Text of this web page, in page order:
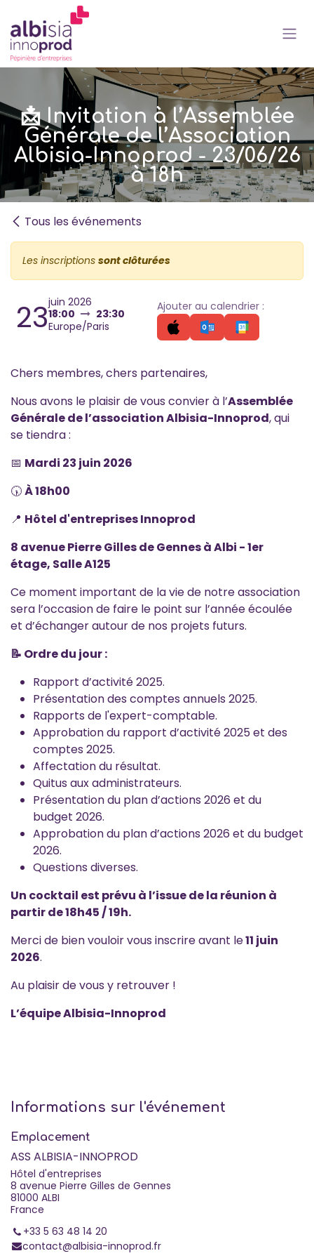
Se rendre au contenu
📩 Invitation à l’Assemblée
Générale de l’Association
Albisia-Innoprod - 23/06/26
à 18h
Tous les événements
Les inscriptions sont clôturées
23juin 2026
18:00
23:30
Europe/Paris
Ajouter au calendrier :
Chers membres, chers partenaires,
Nous avons le plaisir de vous convier à l’Assemblée
Générale de l’association Albisia-Innoprod, qui
se tiendra :
📅 Mardi 23 juin 2026
🕠À 18h00
📍 Hôtel d'entreprises Innoprod
8 avenue Pierre Gilles de Gennes à Albi - 1er
étage, Salle A125
Ce moment important de la vie de notre association
sera l’occasion de faire le point sur l’année écoulée
et d’échanger autour de nos projets futurs.
📝 Ordre du jour :
Rapport d’activité 2025.
Présentation des comptes annuels 2025.
Rapports de l'expert-comptable.
Approbation du rapport d’activité 2025 et des
comptes 2025.
Affectation du résultat.
Quitus aux administrateurs.
Présentation du plan d’actions 2026 et du
budget 2026.
Approbation du plan d’actions 2026 et du budget
2026.
Questions diverses.
Un cocktail est prévu à l’issue de la réunion à
partir de 18h45 / 19h.
Merci de bien vouloir vous inscrire avant le11 juin
2026.
Au plaisir de vous y retrouver !
L’équipe Albisia-Innoprod
Informations sur l'événement
Emplacement
ASS ALBISIA-INNOPROD
Hôtel d'entreprises
8 avenue Pierre Gilles de Gennes
81000 ALBI
France
+33 5 63 48 14 20
contact@albisia-innoprod.fr